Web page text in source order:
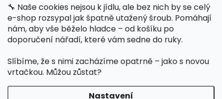
🔧 Naše cookies nejsou k jídlu, ale bez nich by se celý
e-shop rozsypal jak špatně utažený šroub. Pomáhají
nám, aby vše běželo hladce – od košíku po
doporučení nářadí, které vám sedne do ruky.
Slíbíme, že s nimi zacházíme opatrně – jako s novou
vrtačkou. Můžou zůstat?
Nastavení
Provozní doba
Po-Čt /
8:00 - 15:00
Polední přestávka /11:00 - 11:30